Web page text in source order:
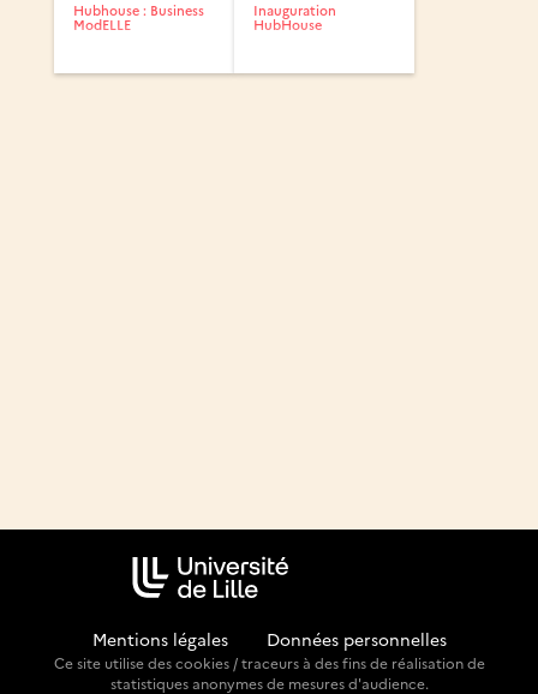
Hubhouse : Business
ModELLE
Inauguration
HubHouse
Mentions légales Données personnelles
Ce site utilise des cookies / traceurs à des fins de réalisation de
statistiques anonymes de mesures d'audience.